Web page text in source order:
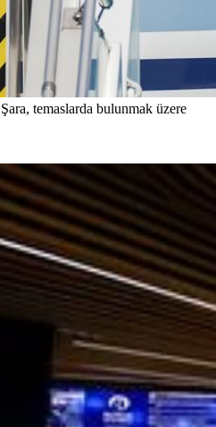
temaslarda bulunmak üzere